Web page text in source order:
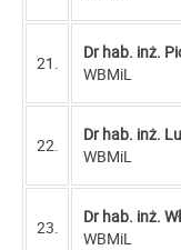
21.
Dr hab. inż.
WBMiL
22.
Dr hab. inż.
WBMiL
23.
Dr hab. inż.
WBMiL